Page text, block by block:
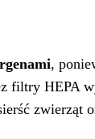
,
HEPA
zwierząt